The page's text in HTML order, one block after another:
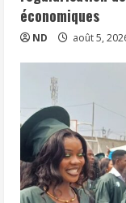
économiques
ND août 5,